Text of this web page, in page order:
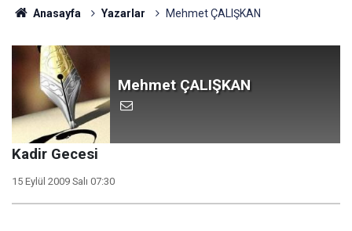
Anasayfa Yazarlar Mehmet ÇALIŞKAN
Mehmet ÇALIŞKAN
Kadir Gecesi
15 Eylül 2009 Salı 07:30